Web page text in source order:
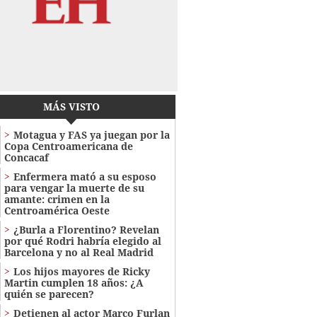
MÁS VISTO
Motagua y FAS ya juegan por la
Copa Centroamericana de
Concacaf
Enfermera mató a su esposo
para vengar la muerte de su
amante: crimen en la
Centroamérica Oeste
¿Burla a Florentino? Revelan
por qué Rodri habría elegido al
Barcelona y no al Real Madrid
Los hijos mayores de Ricky
Martin cumplen 18 años: ¿A
quién se parecen?
Detienen al actor Marco Furlan